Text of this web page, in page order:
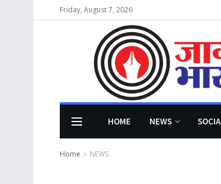
Friday, August 7, 2026
HOME NEWS
Home NEWS